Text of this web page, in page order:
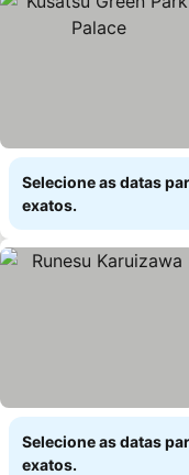
Selecione as datas
exatos.
Selecione as datas
exatos.